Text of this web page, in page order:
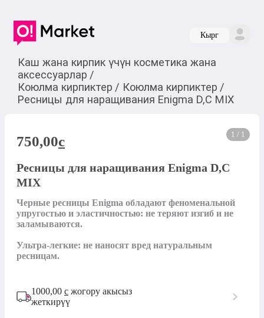
Кырг
Каш жана кирпик үчүн косметика жана
аксессуарлар /
Коюлма кирпиктер / Коюлма кирпиктер /
Ресницы для наращивания Enigma D,C MIX
1 / 1
750,00c
Ресницы для наращивания Enigma D,C
MIX
Черные ресницы Enigma обладают феноменальной
упругостью и эластичностью: не теряют изгиб и не
заламываются.
Ультра-легкие: не наносят вред натуральным
ресницам.
1000,00 с жогору акысыз
жеткирүү